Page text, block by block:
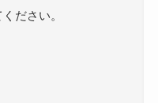
ださい。